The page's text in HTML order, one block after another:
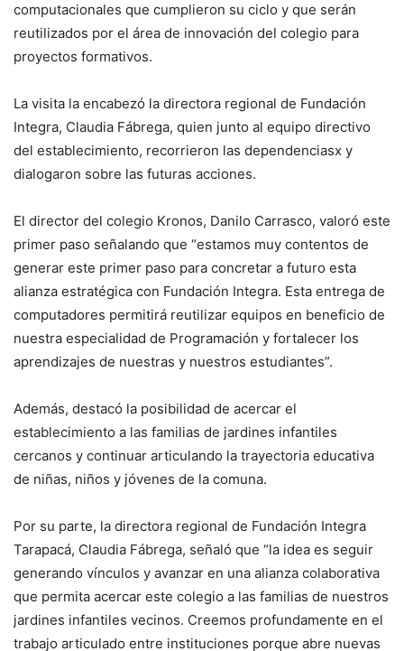
computacionales que cumplieron su ciclo y que serán
reutilizados por el área de innovación del colegio para
proyectos formativos.
La visita la encabezó la directora regional de Fundación
Integra, Claudia Fábrega, quien junto al equipo directivo
del establecimiento, recorrieron las dependenciasx y
dialogaron sobre las futuras acciones.
El director del colegio Kronos, Danilo Carrasco, valoró este
primer paso señalando que “estamos muy contentos de
generar este primer paso para concretar a futuro esta
alianza estratégica con Fundación Integra. Esta entrega de
computadores permitirá reutilizar equipos en beneficio de
nuestra especialidad de Programación y fortalecer los
aprendizajes de nuestras y nuestros estudiantes”.
Además, destacó la posibilidad de acercar el
establecimiento a las familias de jardines infantiles
cercanos y continuar articulando la trayectoria educativa
de niñas, niños y jóvenes de la comuna.
Por su parte, la directora regional de Fundación Integra
Tarapacá, Claudia Fábrega, señaló que “la idea es seguir
generando vínculos y avanzar en una alianza colaborativa
que permita acercar este colegio a las familias de nuestros
jardines infantiles vecinos. Creemos profundamente en el
trabajo articulado entre instituciones porque abre nuevas